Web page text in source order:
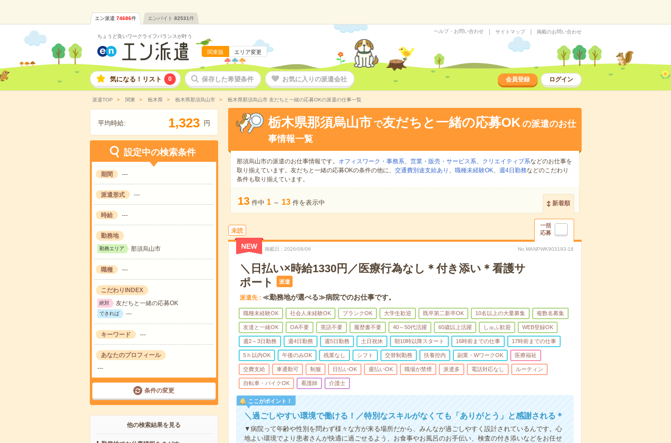
エン派遣 74686件 エンバイト 82531件
ちょうど良いワークライフバランスが叶う
関東版 エリア変更
ヘルプ・お問い合わせ サイトマップ 掲載のお問い合わせ
気になる！リスト 0 保存した希望条件 お気に入りの派遣会社 会員登録 ログイン
派遣TOP 関東 栃木県 栃木県那須烏山市 栃木県那須烏山市 友だちと一緒の応募OKの派遣の仕事一覧
平均時給: 1,323 円
設定中の検索条件
期間 ---
派遣形式 ---
時給 ---
勤務地
勤務エリア 那須烏山市
職種 ---
こだわりINDEX
絶対 友だちと一緒の応募OK
できれば ---
キーワード ---
あなたのプロフィール
---
条件の変更
他の検索結果を見る
栃木県那須烏山市 で友だちと一緒の応募OKの派遣のお仕
事情報一覧
那須烏山市の派遣のお仕事情報です。 オフィスワーク・事務系、 営業・販売・サービス系、 クリエイティブ系などのお仕事を
取り揃えています。友だちと一緒の応募OKの条件の他に、 交通費別途支給あり 、 職種未経験OK、 週4日勤務などのこだわり
条件も取り揃えています。
13 件中 1 ～ 13 件を表示中 新着順
未読
一括
応募
NEW 掲載日 2026/08/06 No.MANPWK903193-18
＼日払い×時給1330円／医療行為なし＊付き添い＊看護サ
ポート
派遣
派遣先 ≪勤務地が選べる≫病院でのお仕事です。
職種未経験OK 社会人未経験OK ブランクOK 大学生歓迎 既卒第二新卒OK 10名以上の大量募集 複数名募集
友達と一緒OK OA不要 英語不要 履歴書不要 40～50代活躍 60歳以上活躍 しゅふ歓迎 WEB登録OK
週2～3日勤務 週4日勤務 週5日勤務 土日祝休 朝10時以降スタート 16時前までの仕事 17時前までの仕事
5ｈ以内OK 午後のみOK 残業なし シフト 交替制勤務 扶養控内 副業・WワークOK 医療福祉
交費支給 車通勤可 制服 日払いOK 週払いOK 職場が禁煙 派遣多 電話対応なし ルーティン
自転車・バイクOK 看護師 介護士
ここがポイント！
＼過ごしやすい環境で働ける！／特別なスキルがなくても「ありがとう」と感謝される＊
▼病院って年齢や性別を問わず様々な方が来る場所だから、みんなが過ごしやすく設計されているんです。心
地よい環境でより患者さんが快適に過ごせるよう、お食事やお風呂のお手伝い、検査の付き添いなどをお任せ